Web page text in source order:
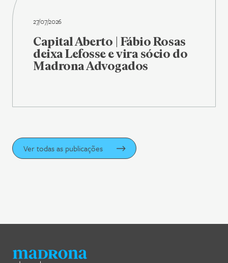
27/07/2026
Capital Aberto | Fábio Rosas
deixa Lefosse e vira sócio do
Madrona Advogados
Ver todas as publicações